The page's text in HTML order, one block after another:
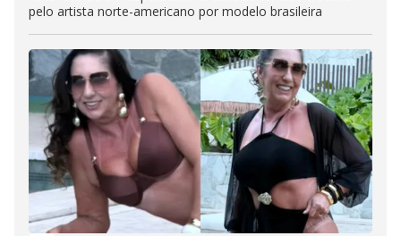
pelo artista norte-americano por modelo brasileira